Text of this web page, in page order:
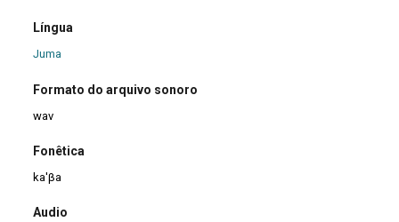
Língua
Juma
Formato do arquivo sonoro
wav
Fonêtica
ka'βa
Audio